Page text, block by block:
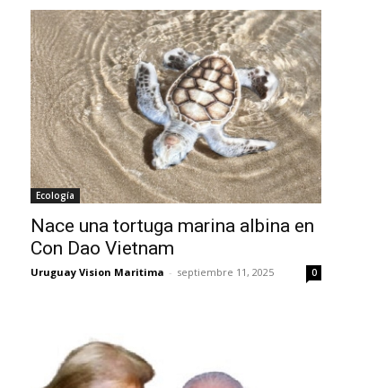
Ecología
Nace una tortuga marina albina en
Con Dao Vietnam
Uruguay Vision Maritima - septiembre 11, 2025 0